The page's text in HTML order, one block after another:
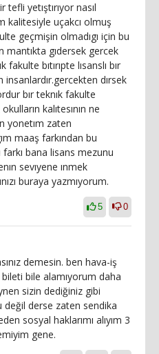
yetıştırıyor nasıl
kalitesiyle uçakcı olmuş
geçmişin olmadıgı için bu
mantıkta gıdersek gercek
fakulte bıtırıpte lısanslı bır
dırsek
bır teknık fakulte
kalıtesının ne
yonetım zaten
maaş farkından bu
bana lisans mezunu
sevıyene ınmek
buraya yazmıyorum.
5 0
demesin. ben hava-iş
bile alamıyorum daha
sizin dediğiniz gibi
derse zaten sendika
sosyal haklarımı alıyım 3
gene.